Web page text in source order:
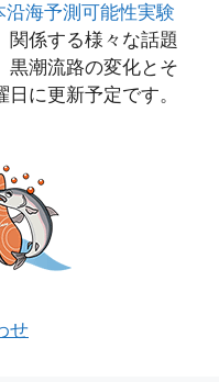
沿海予測可能性実験
関係する様々な話題
黒潮流路の変化とそ
に更新予定です。
せ